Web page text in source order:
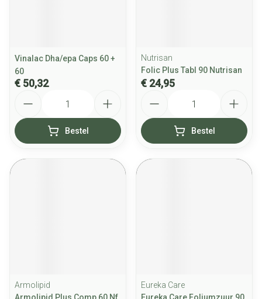
Vinalac Dha/epa Caps 60 +
60
€ 50,32
Bestel
Nutrisan
Folic Plus Tabl 90 Nutrisan
€ 24,95
Bestel
Armolipid
Eureka Care